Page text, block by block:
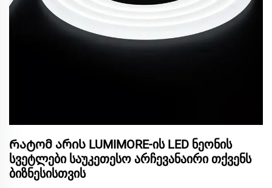
Რატომ არის LUMIMORE-ის LED ნეონის
სვეტლები საუკეთესო არჩევანაირი თქვენს
ბიზნესისთვის